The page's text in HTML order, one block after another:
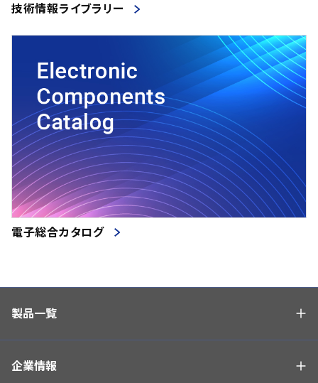
技術情報ライブラリー
電子総合カタログ
製品一覧
企業情報